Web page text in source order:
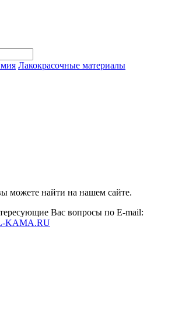
Лакокрасочные материалы
можете найти на нашем сайте.
Вас вопросы по E-mail:
KAMA.RU